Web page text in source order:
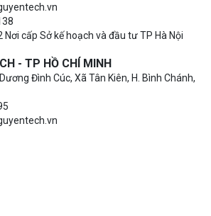
cấp Sở kế hoạch và đầu tư TP Hà Nội
- TP HỒ CHÍ MINH
Đình Cúc, Xã Tân Kiên, H. Bình Chánh,